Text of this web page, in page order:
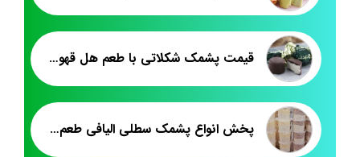
قیمت پشمک شکلاتی با طعم هل قهوه زعفرانی
پخش انواع پشمک سطلی الیافی طعم دار